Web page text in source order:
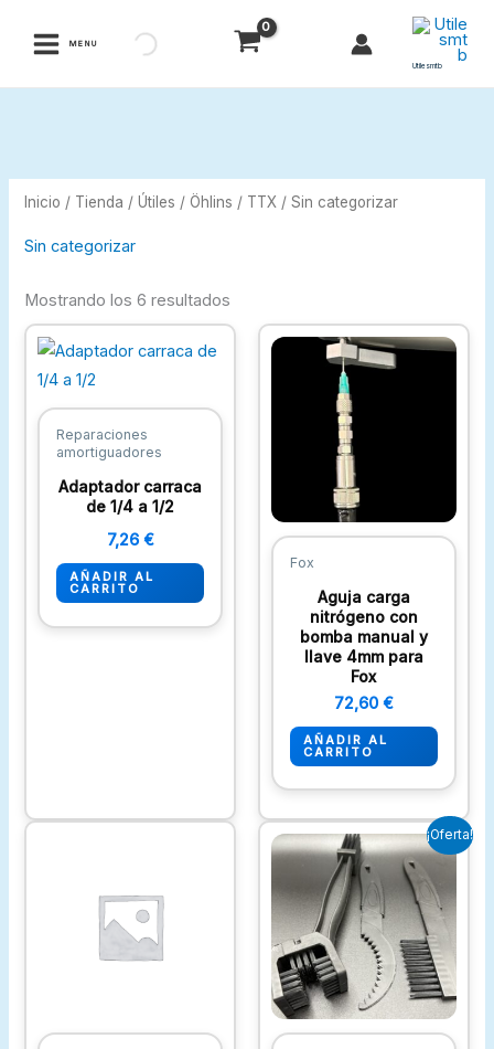
MENU
Utilesmtb
Inicio / Tienda /Útiles / Öhlins / TTX / Sin categorizar
Sin categorizar
Mostrando los 6 resultados
Reparaciones
amortiguadores
Adaptador carraca
de 1/4 a 1/2
7,26 €
AÑADIR AL
CARRITO
Fox
Aguja carga
nitrógeno con
bomba manual y
llave 4mm para
Fox
72,60 €
AÑADIR AL
CARRITO
¡Oferta!
El
precio
original
era:
13,31 €.
El
precio
es:
10,89 €.